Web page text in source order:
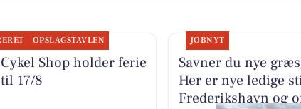
OPSLAGSTAVLEN
Shop holder ferie
17/8
JOBNYT
Savner du nye
Her er nye ledige
Frederikshavn og